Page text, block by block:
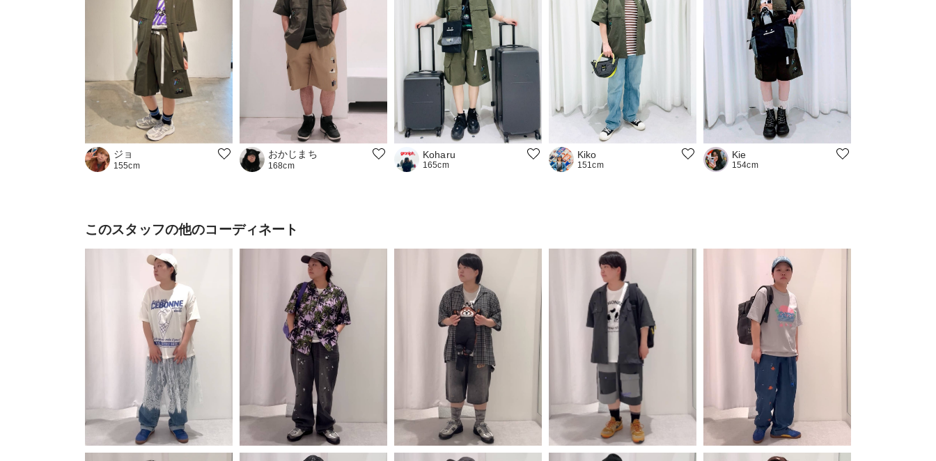
ジョ
155cm
おかじまち
168cm
Koharu
165cm
Kiko
151cm
Kie
154cm
このスタッフの他のコーディネート